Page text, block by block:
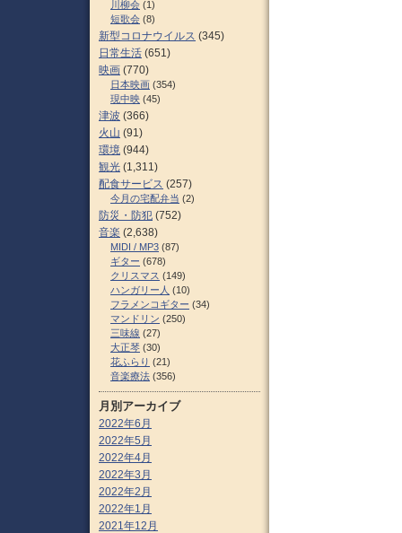
川柳会 (1)
短歌会 (8)
新型コロナウイルス (345)
日常生活 (651)
映画 (770)
日本映画 (354)
現中映 (45)
津波 (366)
火山 (91)
環境 (944)
観光 (1,311)
配食サービス (257)
今月の宅配弁当 (2)
防災・防犯 (752)
音楽 (2,638)
MIDI / MP3 (87)
ギター (678)
クリスマス (149)
ハンガリー人 (10)
フラメンコギター (34)
マンドリン (250)
三味線 (27)
大正琴 (30)
花ふらり (21)
音楽療法 (356)
月別アーカイブ
2022年6月
2022年5月
2022年4月
2022年3月
2022年2月
2022年1月
2021年12月